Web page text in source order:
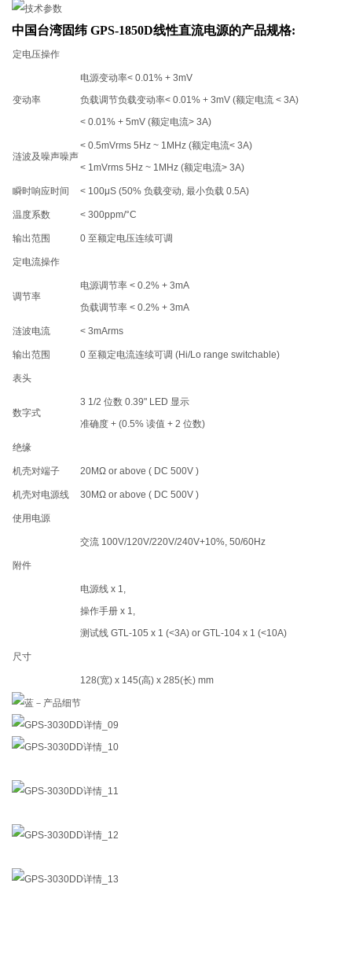
中国台湾固纬 GPS-1850D线性直流电源的产品规格:
定电压操作
变动率
电源变动率< 0.01% + 3mV
负载调节负载变动率< 0.01% + 3mV (额定电流 < 3A)
< 0.01% + 5mV (额定电流> 3A)
涟波及噪声噪声
< 0.5mVrms 5Hz ~ 1MHz (额定电流< 3A)
< 1mVrms 5Hz ~ 1MHz (额定电流> 3A)
瞬时响应时间 < 100μS (50% 负载变动, 最小负载 0.5A)
温度系数 < 300ppm/°C
输出范围 0 至额定电压连续可调
定电流操作
调节率
电源调节率 < 0.2% + 3mA
负载调节率 < 0.2% + 3mA
涟波电流 < 3mArms
输出范围 0 至额定电流连续可调 (Hi/Lo range switchable)
表头
数字式
3 1/2 位数 0.39" LED 显示
准确度 + (0.5% 读值 + 2 位数)
绝缘
机壳对端子 20MΩ or above ( DC 500V )
机壳对电源线 30MΩ or above ( DC 500V )
使用电源
交流 100V/120V/220V/240V+10%, 50/60Hz
附件
电源线 x 1,
操作手册 x 1,
测试线 GTL-105 x 1 (<3A) or GTL-104 x 1 (<10A)
尺寸
128(宽) x 145(高) x 285(长) mm